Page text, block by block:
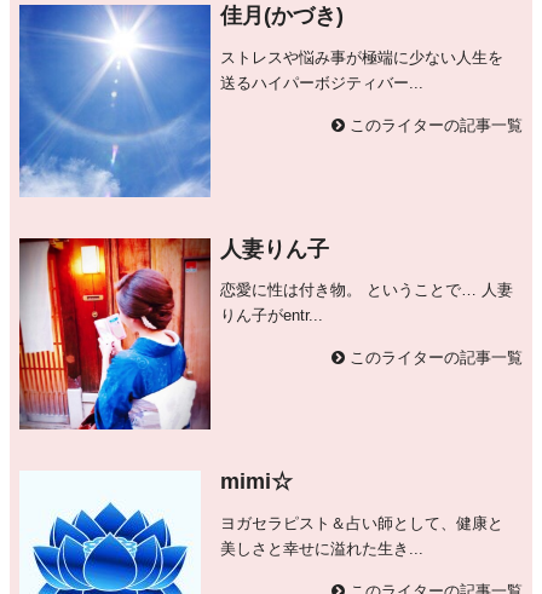
佳月(かづき)
ストレスや悩み事が極端に少ない人生を
送るハイパーボジティバー...
このライターの記事一覧
人妻りん子
恋愛に性は付き物。 ということで… 人妻
りん子がentr...
このライターの記事一覧
mimi☆
ヨガセラピスト＆占い師として、健康と
美しさと幸せに溢れた生き...